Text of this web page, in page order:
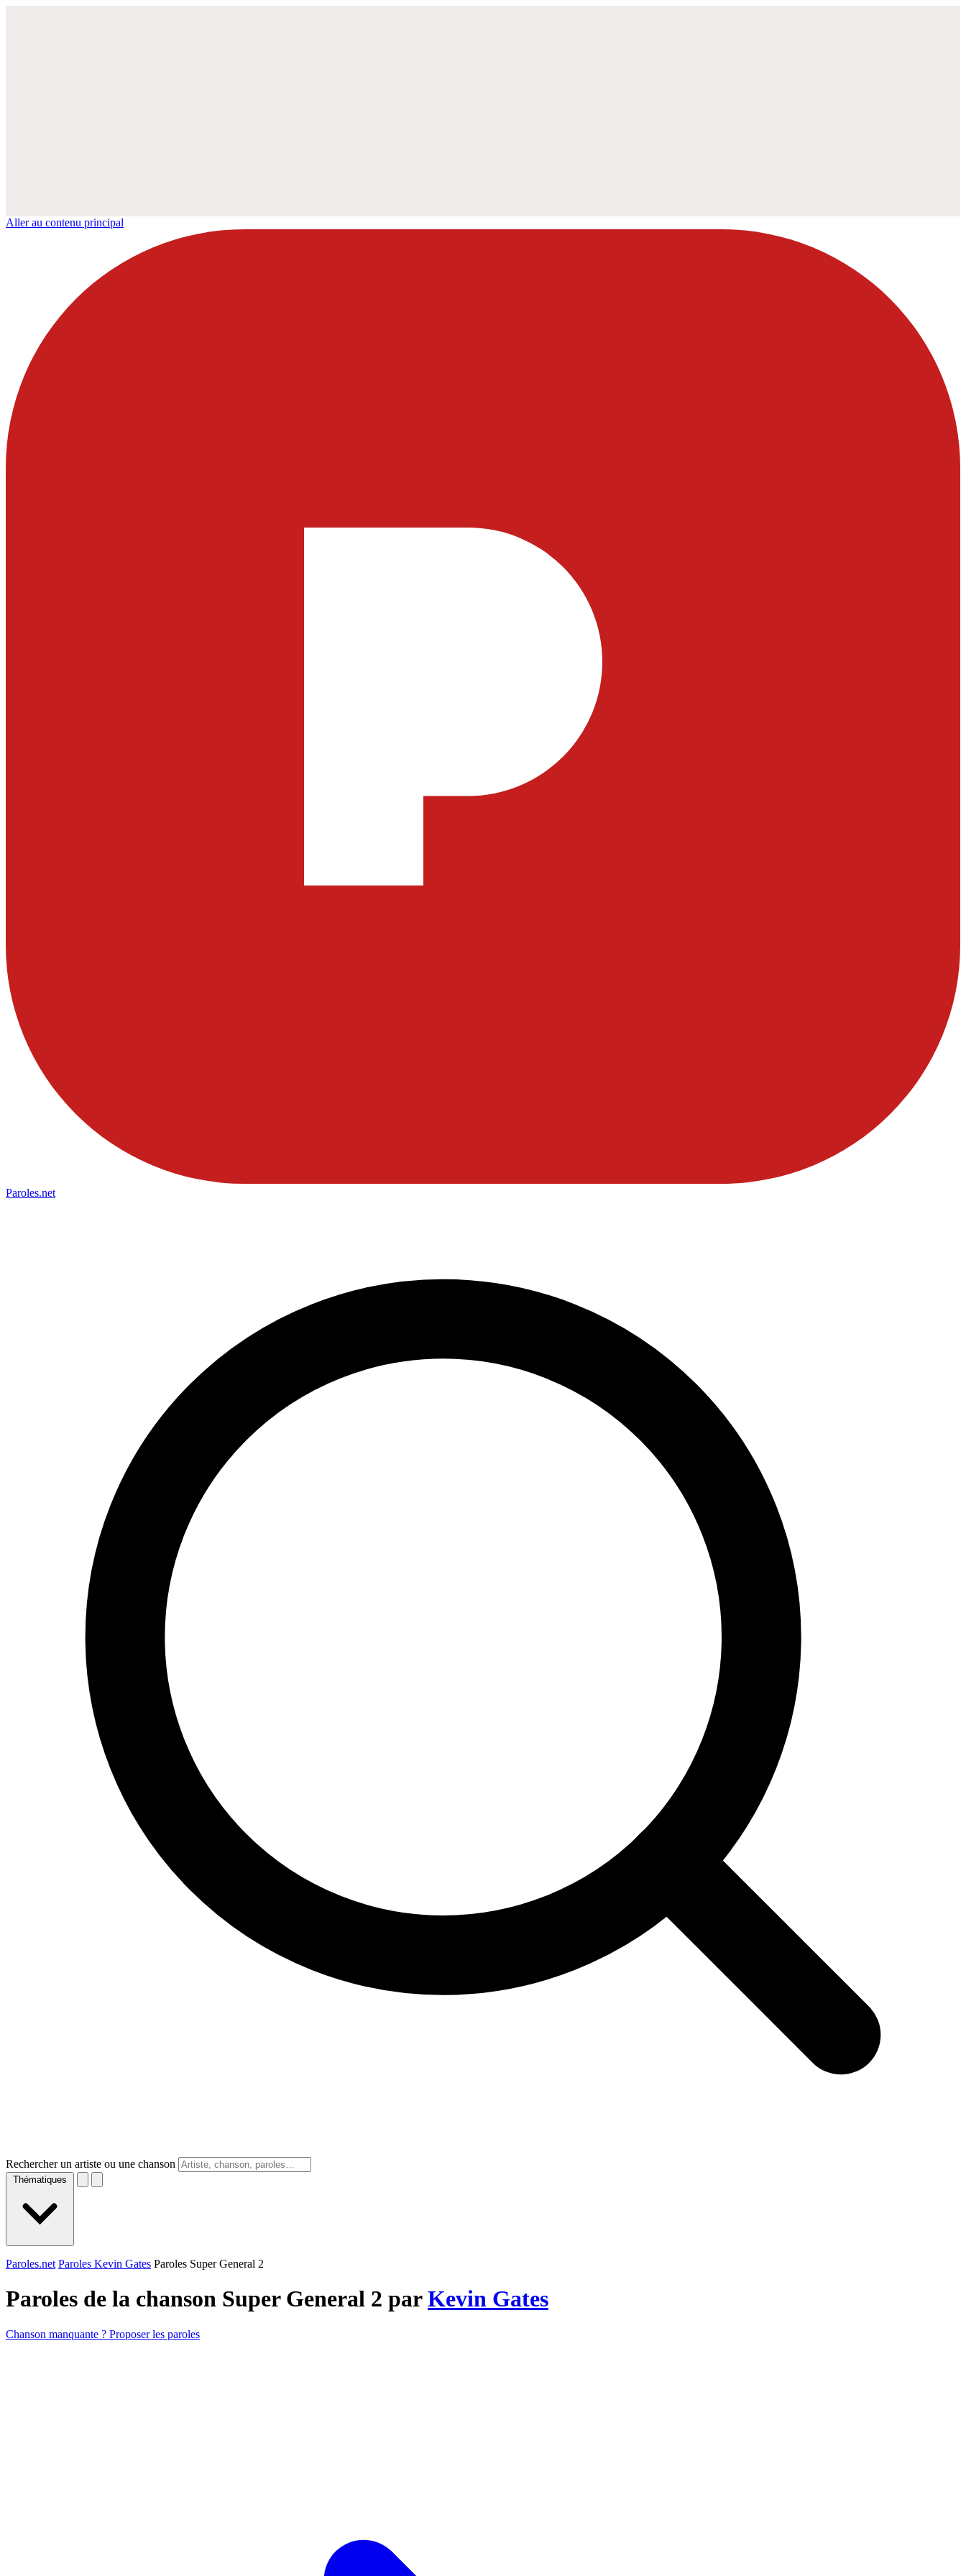
Aller au contenu principal
Paroles.net
Rechercher un artiste ou une chanson
Thématiques
Paroles.net Paroles Kevin Gates Paroles Super General 2
Paroles de la chanson Super General 2 parKevin Gates
Chanson manquante ? Proposer les paroles